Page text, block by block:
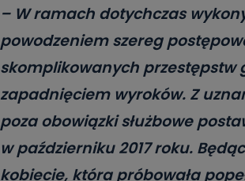
– W ramach dotychczas
powodzeniem szereg
skomplikowanych przestępstw
zapadnięciem wyroków. Z
poza obowiązki służbowe
w październiku 2017 roku.
kobiecie, która próbowała